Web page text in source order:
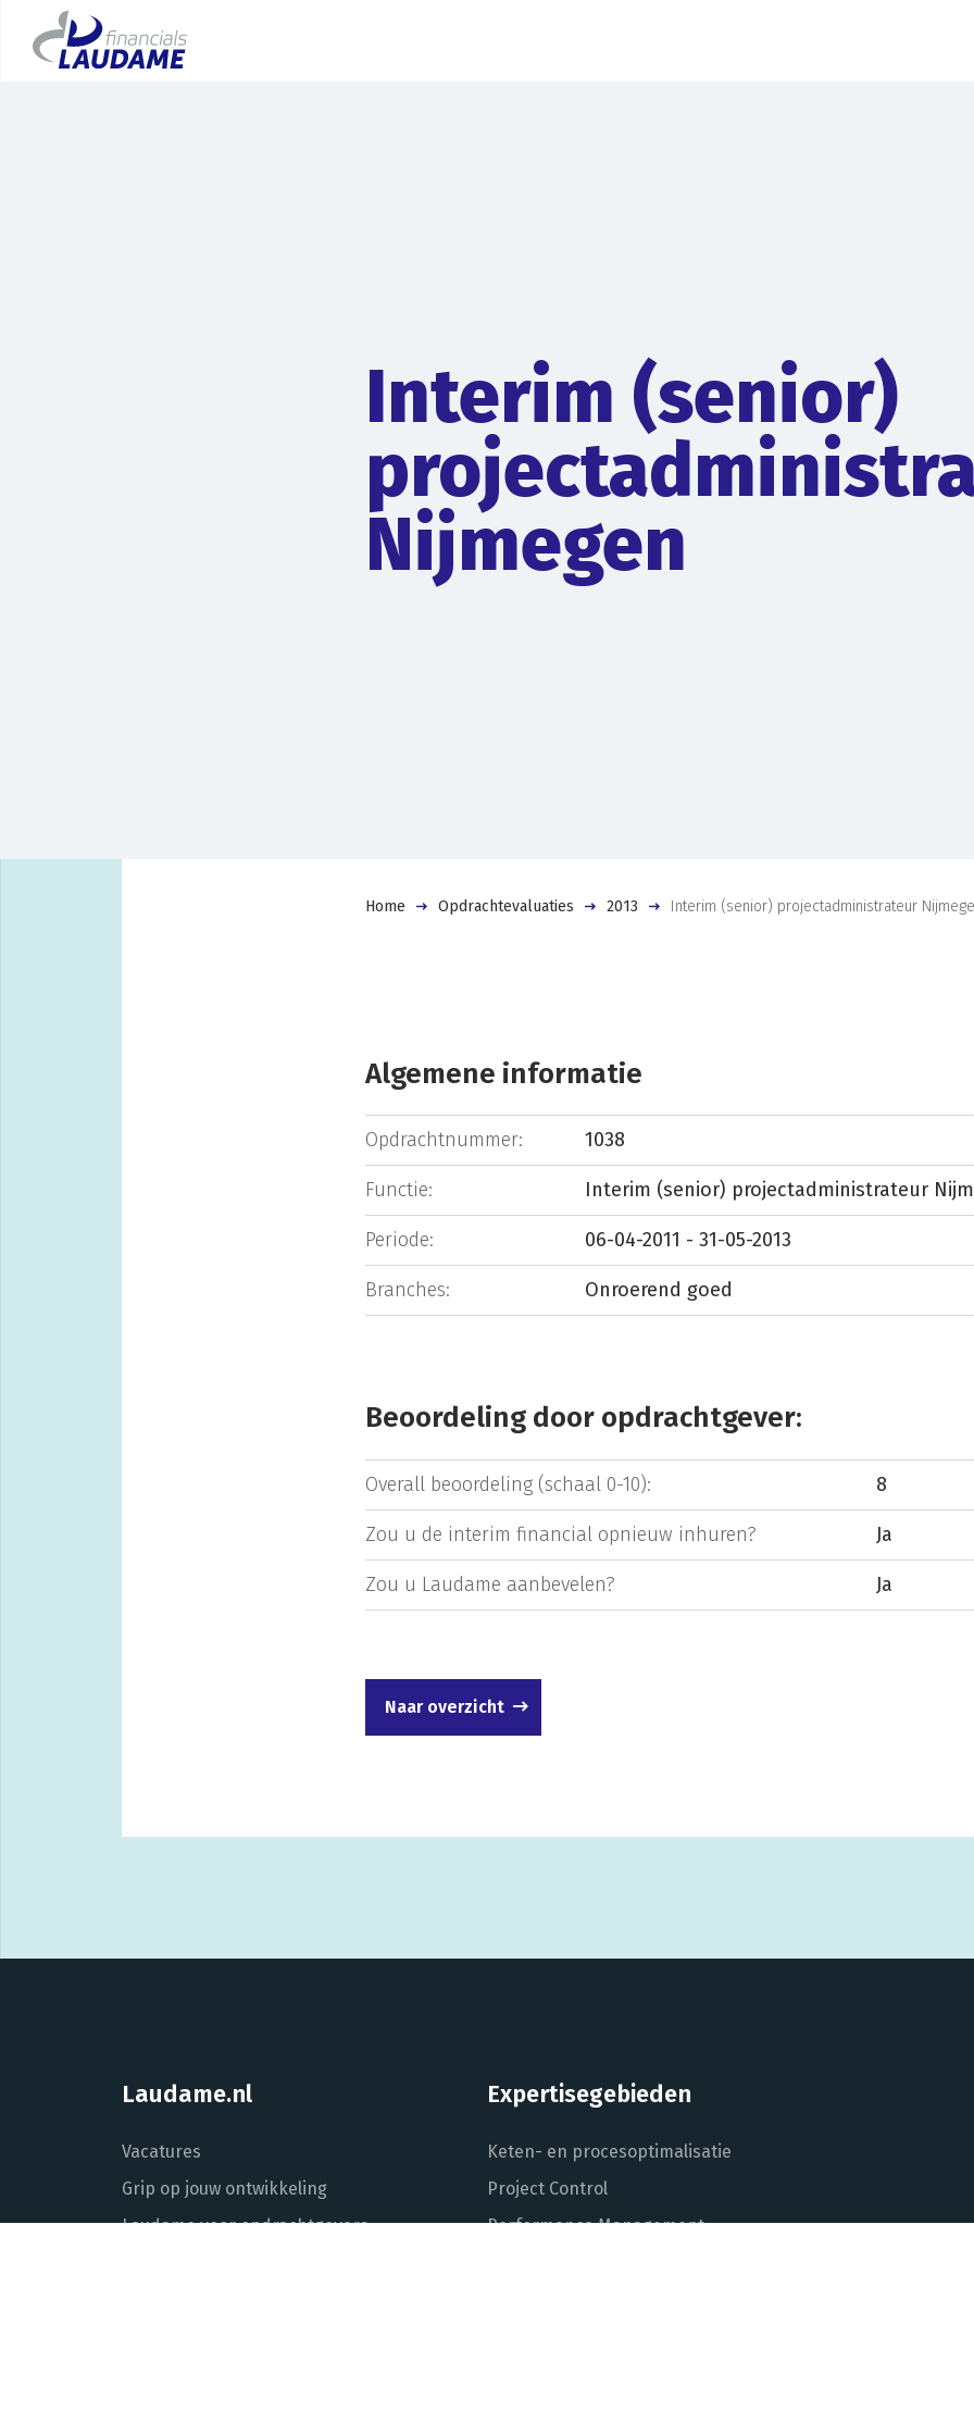
Interim (senior)
Nijmegen
Home Opdrachtevaluaties 2013 Interim (senior) projectadministrateur
Algemene informatie
Opdrachtnummer: 1038
Functie: Interim (senior) projectadministrateur
Periode: 06-04-2011 - 31-05-2013
Branches: Onroerend goed
Beoordeling door opdrachtgever:
Overall beoordeling (schaal 0-10): 8
Zou u de interim financial opnieuw inhuren? Ja
Zou u Laudame aanbevelen? Ja
Naar overzicht
Laudame.nl
Vacatures
Grip op jouw ontwikkeling
Laudame voor opdrachtgevers
Expertisegebieden
Keten- en procesoptimalisatie
Project Control
Performance Management